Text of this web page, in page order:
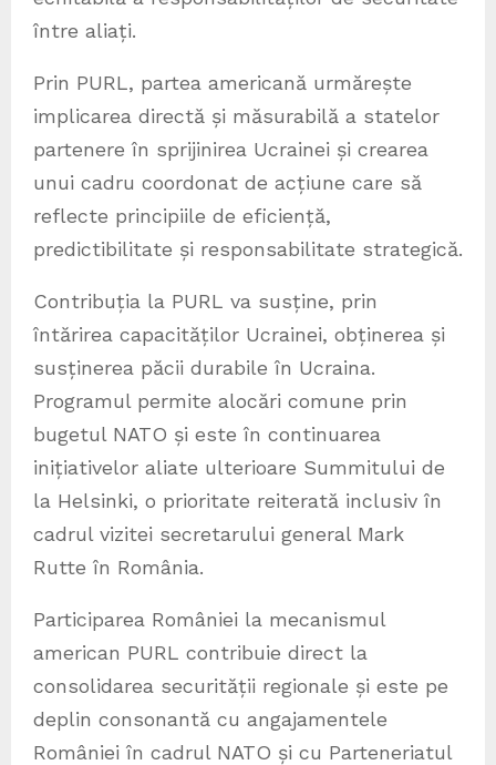
între aliați.
⁠Prin PURL, partea americană urmărește
implicarea directă și măsurabilă a statelor
partenere în sprijinirea Ucrainei și crearea
unui cadru coordonat de acțiune care să
reflecte principiile de eficiență,
predictibilitate și responsabilitate strategică.
Contribuția la PURL va susține, prin
întărirea capacităților Ucrainei, obținerea și
susținerea păcii durabile în Ucraina.
Programul permite alocări comune prin
bugetul NATO și este în continuarea
inițiativelor aliate ulterioare Summitului de
la Helsinki, o prioritate reiterată inclusiv în
cadrul vizitei secretarului general Mark
Rutte în România.
⁠Participarea României la mecanismul
american PURL contribuie direct la
consolidarea securității regionale și este pe
deplin consonantă cu angajamentele
României în cadrul NATO și cu Parteneriatul